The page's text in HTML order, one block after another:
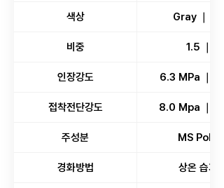
색상 Gray ❘
비중 1.5 ❘ 1.2
인장강도 6.3 MPa ❘
접착전단강도 8.0 Mpa ❘
주성분 MS
경화방법 상온 습기경